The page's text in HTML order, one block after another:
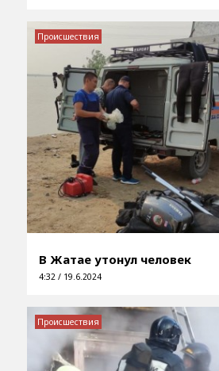
В Жатае утонул человек
4:32 / 19.6.2024
Происшествия
Происшествия